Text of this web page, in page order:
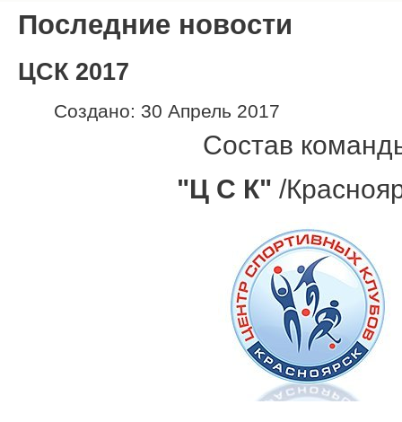
Последние новости
ЦСК 2017
Создано: 30 Апрель 2017
Состав
"Ц С К" /